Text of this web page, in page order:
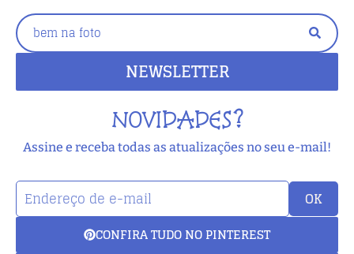
NEWSLETTER
NOVIDADES?
Assine e receba todas as atualizações no seu e-mail!
OK
CONFIRA TUDO NO PINTEREST